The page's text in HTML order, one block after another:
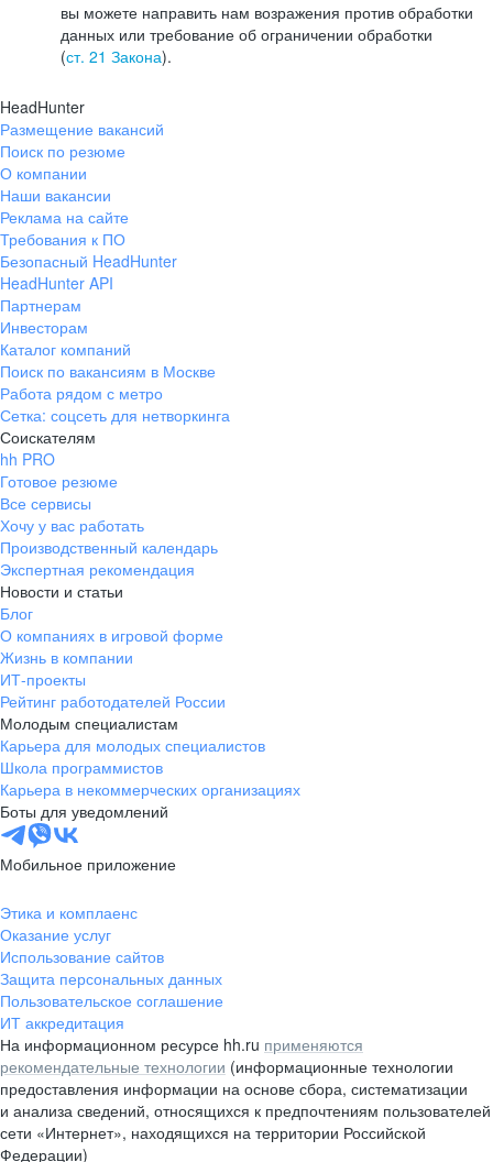
вы можете направить нам возражения против обработки
данных или требование об ограничении обработки
(ст. 21 Закона).
HeadHunter
Размещение вакансий
Поиск по резюме
О компании
Наши вакансии
Реклама на сайте
Требования к ПО
Безопасный HeadHunter
HeadHunter API
Партнерам
Инвесторам
Каталог компаний
Поиск по вакансиям в Москве
Работа рядом с метро
Сетка: соцсеть для нетворкинга
Соискателям
hh PRO
Готовое резюме
Все сервисы
Хочу у вас работать
Производственный календарь
Экспертная рекомендация
Новости и статьи
Блог
О компаниях в игровой форме
Жизнь в компании
ИТ-проекты
Рейтинг работодателей России
Молодым специалистам
Карьера для молодых специалистов
Школа программистов
Карьера в некоммерческих организациях
Боты для уведомлений
Мобильное приложение
Этика и комплаенс
Оказание услуг
Использование сайтов
Защита персональных данных
Пользовательское соглашение
ИТ аккредитация
На информационном ресурсе hh.ru применяются
рекомендательные технологии (информационные технологии
предоставления информации на основе сбора, систематизации
и анализа сведений, относящихся к предпочтениям пользователей
сети «Интернет», находящихся на территории Российской
Федерации)